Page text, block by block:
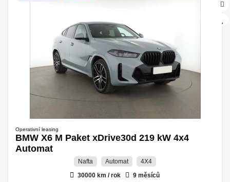
Operativní leasing
BMW X6 M Paket xDrive30d 219 kW 4x4
Automat
Nafta Automat
4X4
30000 km / rok
9 měsíců